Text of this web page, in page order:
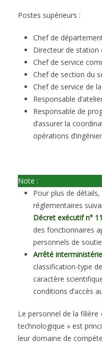
Postes supérieurs :
Chef de
Directeur de station
Chef de service
Chef de section du
Chef de service de
Responsable
Responsable de
d’assurer la
opérations
Note :
Pour plus de
réglementaires
Décret exécutif n°
des fonctionnaires
personnels de
Arrêté
classification-type
caractère
conditions d’accès
Le personnel de la
technologique » est
leur domaine de